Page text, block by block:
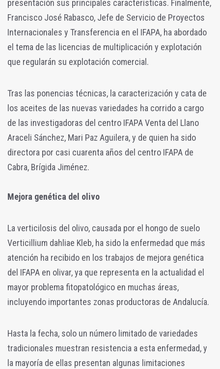
presentación sus principales características. Finalmente,
Francisco José Rabasco, Jefe de Servicio de Proyectos
Internacionales y Transferencia en el IFAPA, ha abordado
el tema de las licencias de multiplicación y explotación
que regularán su explotación comercial.
Tras las ponencias técnicas, la caracterización y cata de
los aceites de las nuevas variedades ha corrido a cargo
de las investigadoras del centro IFAPA Venta del Llano
Araceli Sánchez, Mari Paz Aguilera, y de quien ha sido
directora por casi cuarenta años del centro IFAPA de
Cabra, Brígida Jiménez.
Mejora genética del olivo
La verticilosis del olivo, causada por el hongo de suelo
Verticillium dahliae Kleb, ha sido la enfermedad que más
atención ha recibido en los trabajos de mejora genética
del IFAPA en olivar, ya que representa en la actualidad el
mayor problema fitopatológico en muchas áreas,
incluyendo importantes zonas productoras de Andalucía.
Hasta la fecha, solo un número limitado de variedades
tradicionales muestran resistencia a esta enfermedad, y
la mayoría de ellas presentan algunas limitaciones